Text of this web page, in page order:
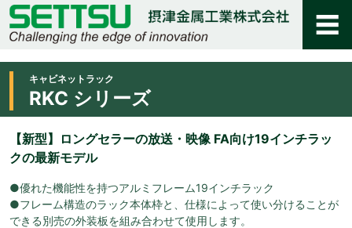
キャビネットラック
RKC シリーズ
【新型】ロングセラーの放送・映像 FA向け19インチラッ
クの最新モデル
●優れた機能性を持つアルミフレーム19インチラック
●フレーム構造のラック本体枠と、仕様によって使い分けることが
できる別売の外装板を組み合わせて使用します。